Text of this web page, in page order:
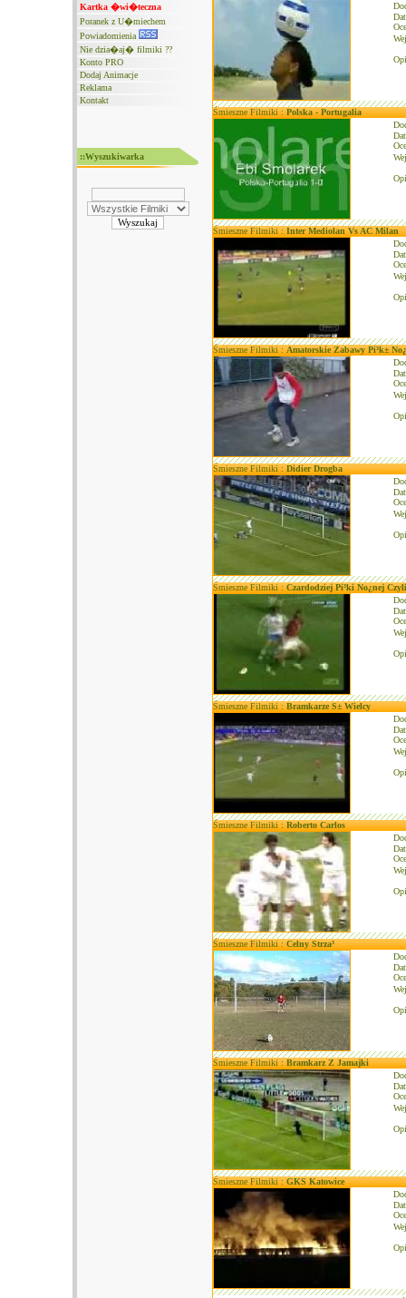
Kartka �wi�teczna
Poranek z U�miechem
Powiadomienia
Nie dzia�aj� filmiki ??
Konto PRO
Dodaj Animacje
Reklama
Kontakt
::Wyszukiwarka
Śmieszne Filmiki :Polska - Portugalia
Śmieszne Filmiki :Inter Mediolan Vs AC Milan
Śmieszne Filmiki :Amatorskie Zabawy Pi³k±
Śmieszne Filmiki :Didier Drogba
Śmieszne Filmiki :Czardodziej Pi³ki No¿nej
Śmieszne Filmiki :Bramkarze S± Wielcy
Śmieszne Filmiki :Roberto Carlos
Śmieszne Filmiki :Celny Strza³
Śmieszne Filmiki :Bramkarz Z Jamajki
Śmieszne Filmiki :GKS Katowice